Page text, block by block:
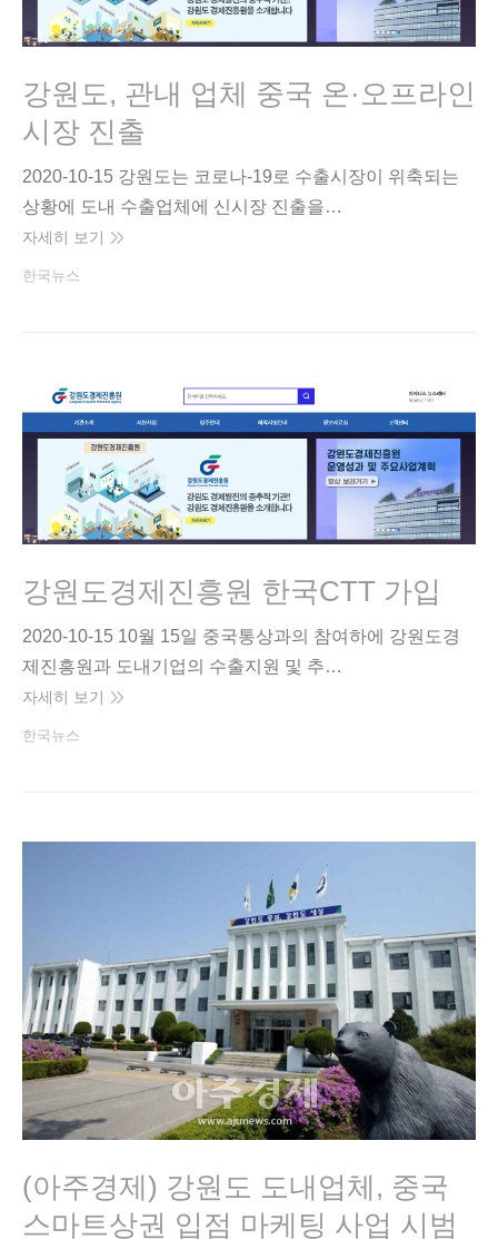
강원도, 관내 업체 중국 온·오프라인
시장 진출
2020-10-15 강원도는 코로나-19로 수출시장이 위축되는
상황에 도내 수출업체에 신시장 진출을…
자세히 보기
한국뉴스
강원도경제진흥원 한국CTT 가입
2020-10-15 10월 15일 중국통상과의 참여하에 강원도경
제진흥원과 도내기업의 수출지원 및 추…
자세히 보기
한국뉴스
(아주경제) 강원도 도내업체, 중국
스마트상권 입점 마케팅 사업 시범